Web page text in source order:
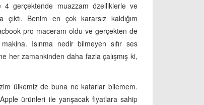
4 gerçektende muazzam özelliklerle ve
Benim en çok kararsız kaldığım
pro maceram oldu ve gerçekten de
Isınma nedir bilmeyen sıfır ses
her zamankinden daha fazla çalışmış ki,
ülkemiz de buna ne katarlar bilemem.
ürünleri ile yarışacak fiyatlara sahip